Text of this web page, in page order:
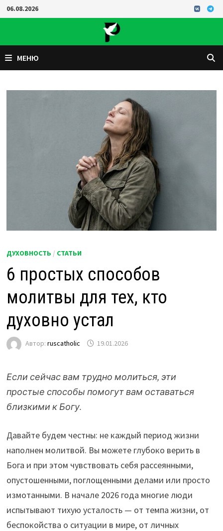
Перейти
к
06.08.2026
МЕНЮ
ДУХОВНОСТЬ / СТАТЬИ
6 простых способов
молитвы для тех, кто
духовно устал
Автор:ruscatholic 19.01.2026
Если сейчас вам трудно молиться, эти
простые способы помогут вам оставаться
близкими к Богу.
Давайте будем честны: не каждый период жизни
наполнен молитвой. Вы можете глубоко верить в
Бога и при этом чувствовать себя рассеянными,
опустошенными, поглощенными делами или просто
измотанными. В начале 2026 года многие люди
испытывают тихую усталость — от темпа жизни, от
беспокойства о ситуации в мире, от личных